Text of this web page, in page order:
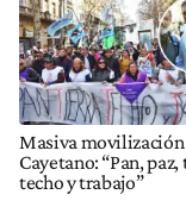
Masiva movilización
Cayetano: “Pan,
techo y trabajo”